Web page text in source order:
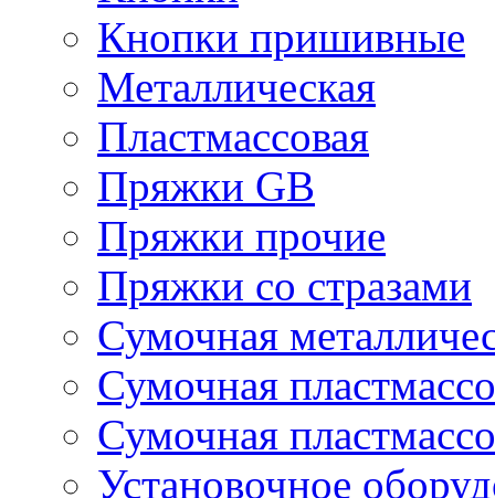
Кнопки пришивные
Металлическая
Пластмассовая
Пряжки GB
Пряжки прочие
Пряжки со стразами
Сумочная
Сумочная
Сумочная
Установочное